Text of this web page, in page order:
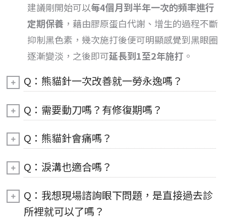
建議剛開始可以每4個月到半年一次的頻率進行
定期保養，藉由膠原蛋白代謝、增生的過程不斷
抑制黑色素，幾次施打後便可明顯感覺到黑眼圈
逐漸變淡，之後即可延長到1至2年施打 。
Q：熊貓針一次改善就一勞永逸嗎？
Q：需要動刀嗎？有修復期嗎？
Q：熊貓針會痛嗎？
Q：淚溝也適合嗎？
Q：我想現場諮詢眼下問題，是直接過去診
所裡就可以了嗎？